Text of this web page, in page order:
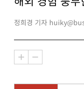
정희경 기자